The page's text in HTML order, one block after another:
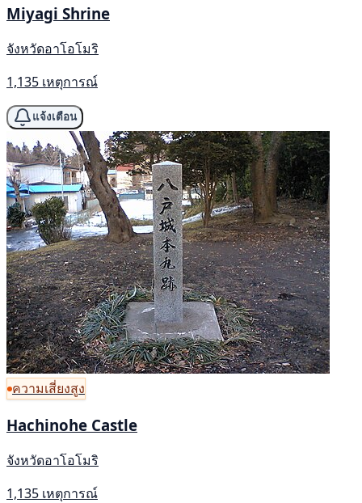
Miyagi Shrine
จังหวัดอาโอโมริ
1,135 เหตุการณ์
แจ้งเตือน
ความเสี่ยงสูง
Hachinohe Castle
จังหวัดอาโอโมริ
1,135 เหตุการณ์